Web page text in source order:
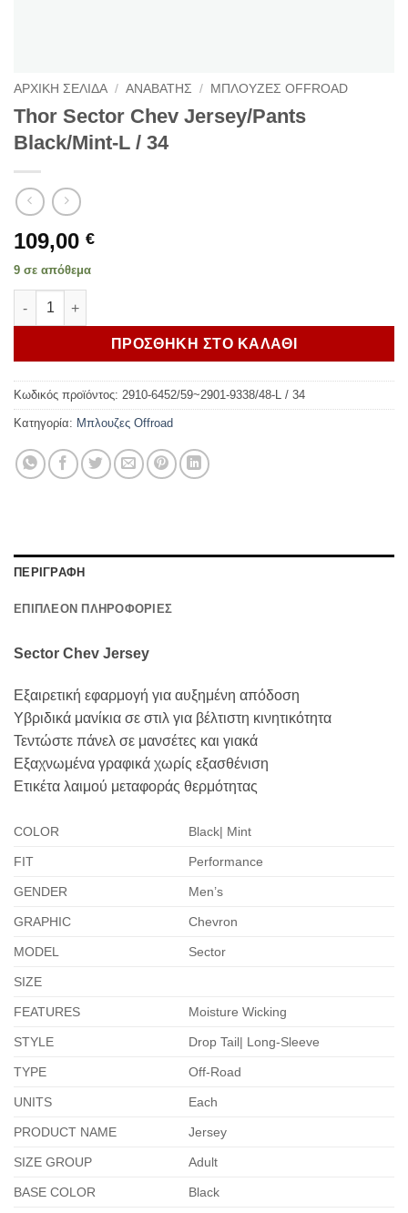
ΑΡΧΙΚΗ ΣΕΛΙΔΑ / ΑΝΑΒΑΤΗΣ / ΜΠΛΟΥΖΕΣ OFFROAD
Thor Sector Chev Jersey/Pants
Black/Mint-L / 34
109,00 €
9 σε απόθεμα
Thor Sector Chev Jersey/Pants Black/Mint-L / 34 ποσότητα
ΠΡΟΣΘΗΚΗ ΣΤΟ ΚΑΛΑΘΙ
Κωδικός προϊόντος: 2910-6452/59~2901-9338/48-L / 34
Κατηγορία: Μπλουζες Offroad
ΠΕΡΙΓΡΑΦΗ
ΕΠΙΠΛΕΟΝ ΠΛΗΡΟΦΟΡΙΕΣ
Sector Chev Jersey
Εξαιρετική εφαρμογή για αυξημένη απόδοση
Υβριδικά μανίκια σε στιλ για βέλτιστη κινητικότητα
Τεντώστε πάνελ σε μανσέτες και γιακά
Εξαχνωμένα γραφικά χωρίς εξασθένιση
Ετικέτα λαιμού μεταφοράς θερμότητας
COLOR Black| Mint
FIT Performance
GENDER Men’s
GRAPHIC Chevron
MODEL Sector
SIZE
FEATURES Moisture Wicking
STYLE Drop Tail| Long-Sleeve
TYPE Off-Road
UNITS Each
PRODUCT NAME Jersey
SIZE GROUP Adult
BASE COLOR Black